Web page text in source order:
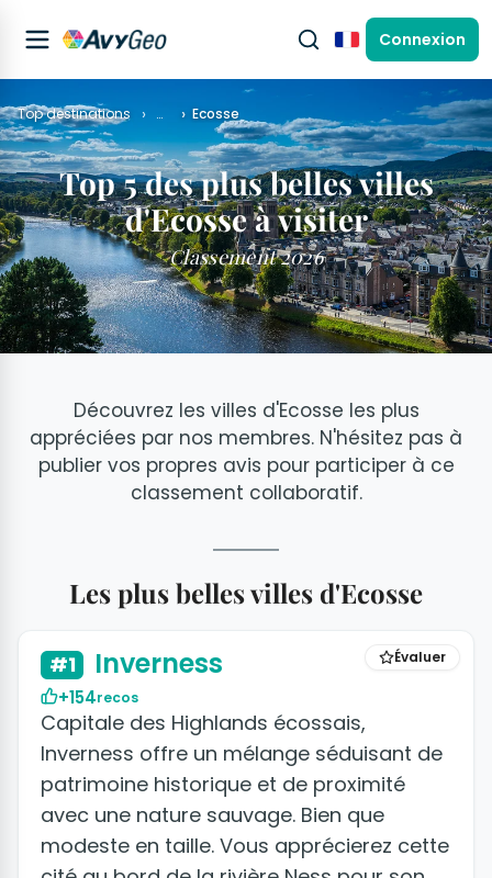
FrançaisConnexion
Top destinations … Ecosse
Top 5 des plus belles villes
d'Ecosse à visiter
Classement 2026
Découvrez les villes d'Ecosse les plus
appréciées par nos membres. N'hésitez pas à
publier vos propres avis pour participer à ce
classement collaboratif.
Les plus belles villes d'Ecosse
+12 photos
Évaluer
#1 Inverness
+154recos
Capitale des Highlands écossais,
Inverness offre un mélange séduisant de
patrimoine historique et de proximité
avec une nature sauvage. Bien que
modeste en taille. Vous apprécierez cette